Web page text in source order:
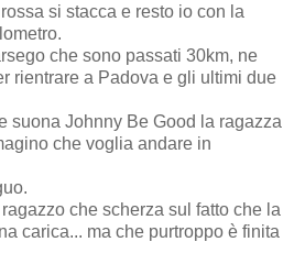
si stacca e resto io con la
che sono passati 30km, ne
rientrare a Padova e gli ultimi due
suona Johnny Be Good la ragazza
che voglia andare in
che scherza sul fatto che la
carica... ma che purtroppo è finita